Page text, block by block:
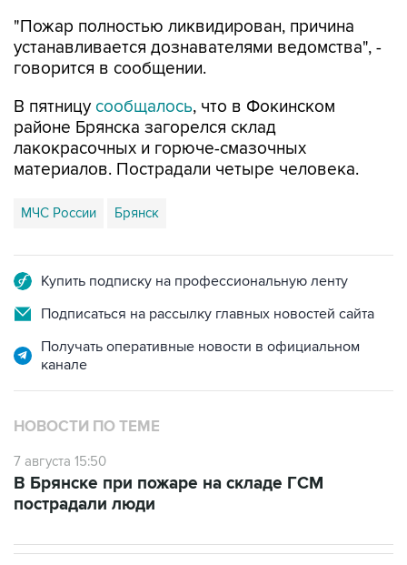
"Пожар полностью ликвидирован, причина
устанавливается дознавателями ведомства", -
говорится в сообщении.
В пятницу сообщалось, что в Фокинском
районе Брянска загорелся склад
лакокрасочных и горюче-смазочных
материалов. Пострадали четыре человека.
МЧС России Брянск
Купить подписку на профессиональную ленту
Подписаться на рассылку главных новостей сайта
Получать оперативные новости в официальном
канале
НОВОСТИ ПО ТЕМЕ
7 августа 15:50
В Брянске при пожаре на складе ГСМ
пострадали люди